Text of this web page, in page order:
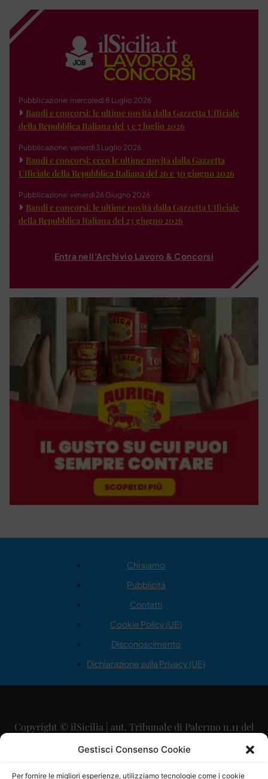
Gestisci Consenso Cookie
Per fornire le migliori esperienze, utilizziamo tecnologie come i cookie
Pubblicazione: mercoledì 8 Luglio 2026
Bandi e concorsi: le ultime novità dalla Gazzetta Ufficiale
della Repubblica Italiana del 3 e 7 luglio 2026
Pubblicazione: venerdì 3 Luglio 2026
Bandi e concorsi: ecco le ultime novità dalla Gazzetta
Ufficiale della Repubblica Italiana del 26 e 30 giugno 2026
Pubblicazione: venerdì 26 Giugno 2026
Bandi e concorsi: le ultime novità dalla Gazzetta Ufficiale
della Repubblica Italiana del 23 giugno 2026
Entra nell'Archivio Lavoro & Concorsi
Chi siamo
Pubblicità
Contatti
Cookie Policy (UE)
Disconoscimento
Dichiarazione sulla Privacy (UE)
Copyright © ilSicilia | aut. Tribunale di Palermo n.11 del
29/09/2015